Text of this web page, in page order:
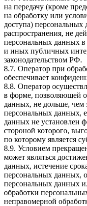
на передачу (кроме
на обработку или
доступа)
распространения, не
персональных данных
и иных публичных
законодательством РФ.
8.7. Оператор при
обеспечивает
8.8. Оператор
в форме, позволяющей
данных, не дольше, чем
персональных данных,
данных не установлен
стороной которого,
по которому является
8.9. Условием
может являться
данных, истечение
персональных данных,
персональных данных
обработки
неправомерной